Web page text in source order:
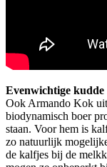
Evenwichtige kudde
Ook Armando Kok
biodynamisch boer
staan. Voor hem is
zo natuurlijk
de kalfjes bij de